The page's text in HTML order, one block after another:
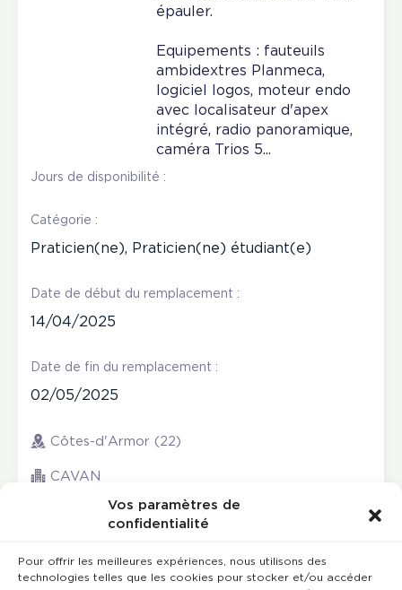
Vos paramètres de
confidentialité
Pour offrir les meilleures expériences, nous utilisons des
technologies telles que les cookies pour stocker et/ou accéder
épauler.
Equipements : fauteuils
ambidextres Planmeca,
logiciel logos, moteur endo
avec localisateur d'apex
intégré, radio panoramique,
caméra Trios 5...
Jours de disponibilité :
Catégorie :
Praticien(ne), Praticien(ne) étudiant(e)
Date de début du remplacement :
14/04/2025
Date de fin du remplacement :
02/05/2025
Côtes-d'Armor (22)
CAVAN